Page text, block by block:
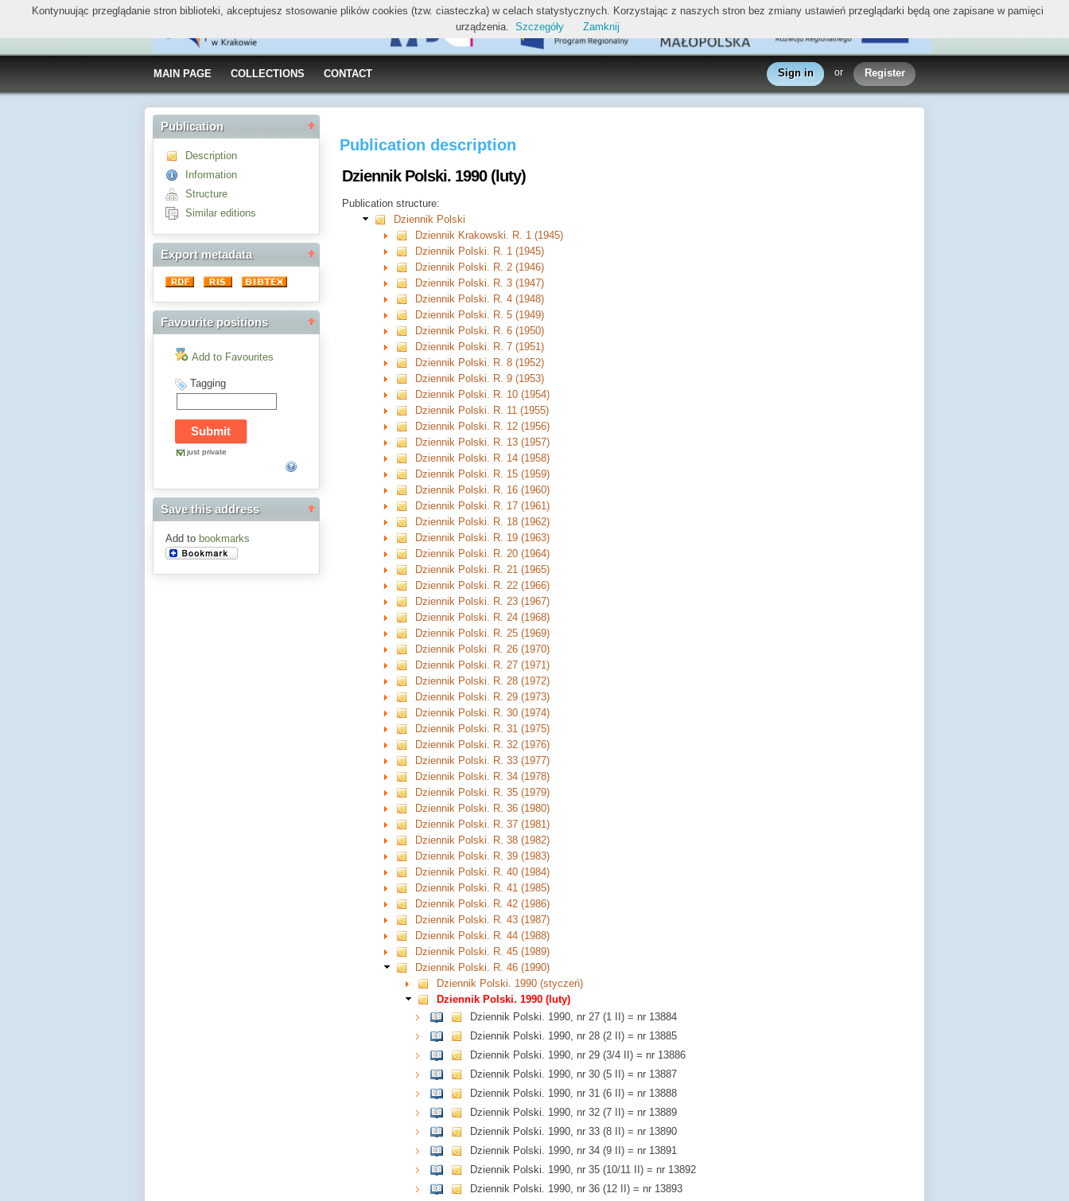
MAIN PAGE COLLECTIONS CONTACT Sign in or Register
Publication
Description
Information
Structure
Similar editions
Export metadata
Favourite positions
Add to Favourites
Tagging
just private
Save this address
Add to bookmarks
Publication description
Dziennik Polski. 1990 (luty)
Publication structure:
Dziennik Polski
Dziennik Krakowski. R. 1 (1945)
Dziennik Polski. R. 1 (1945)
Dziennik Polski. R. 2 (1946)
Dziennik Polski. R. 3 (1947)
Dziennik Polski. R. 4 (1948)
Dziennik Polski. R. 5 (1949)
Dziennik Polski. R. 6 (1950)
Dziennik Polski. R. 7 (1951)
Dziennik Polski. R. 8 (1952)
Dziennik Polski. R. 9 (1953)
Dziennik Polski. R. 10 (1954)
Dziennik Polski. R. 11 (1955)
Dziennik Polski. R. 12 (1956)
Dziennik Polski. R. 13 (1957)
Dziennik Polski. R. 14 (1958)
Dziennik Polski. R. 15 (1959)
Dziennik Polski. R. 16 (1960)
Dziennik Polski. R. 17 (1961)
Dziennik Polski. R. 18 (1962)
Dziennik Polski. R. 19 (1963)
Dziennik Polski. R. 20 (1964)
Dziennik Polski. R. 21 (1965)
Dziennik Polski. R. 22 (1966)
Dziennik Polski. R. 23 (1967)
Dziennik Polski. R. 24 (1968)
Dziennik Polski. R. 25 (1969)
Dziennik Polski. R. 26 (1970)
Dziennik Polski. R. 27 (1971)
Dziennik Polski. R. 28 (1972)
Dziennik Polski. R. 29 (1973)
Dziennik Polski. R. 30 (1974)
Dziennik Polski. R. 31 (1975)
Dziennik Polski. R. 32 (1976)
Dziennik Polski. R. 33 (1977)
Dziennik Polski. R. 34 (1978)
Dziennik Polski. R. 35 (1979)
Dziennik Polski. R. 36 (1980)
Dziennik Polski. R. 37 (1981)
Dziennik Polski. R. 38 (1982)
Dziennik Polski. R. 39 (1983)
Dziennik Polski. R. 40 (1984)
Dziennik Polski. R. 41 (1985)
Dziennik Polski. R. 42 (1986)
Dziennik Polski. R. 43 (1987)
Dziennik Polski. R. 44 (1988)
Dziennik Polski. R. 45 (1989)
Dziennik Polski. R. 46 (1990)
Dziennik Polski. 1990 (styczeń)
Dziennik Polski. 1990 (luty)
Dziennik Polski. 1990, nr 27 (1 II) = nr 13884
Dziennik Polski. 1990, nr 28 (2 II) = nr 13885
Dziennik Polski. 1990, nr 29 (3/4 II) = nr 13886
Dziennik Polski. 1990, nr 30 (5 II) = nr 13887
Dziennik Polski. 1990, nr 31 (6 II) = nr 13888
Dziennik Polski. 1990, nr 32 (7 II) = nr 13889
Dziennik Polski. 1990, nr 33 (8 II) = nr 13890
Dziennik Polski. 1990, nr 34 (9 II) = nr 13891
Dziennik Polski. 1990, nr 35 (10/11 II) = nr 13892
Dziennik Polski. 1990, nr 36 (12 II) = nr 13893
Kontynuując przeglądanie stron biblioteki, akceptujesz stosowanie plików cookies (tzw. ciasteczka) w celach statystycznych. Korzystając z naszych stron bez zmiany ustawień przeglądarki będą one zapisane w pamięci
urządzenia. Szczegóły Zamknij